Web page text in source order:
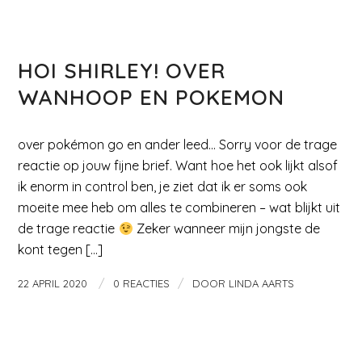
HOI SHIRLEY! OVER
WANHOOP EN POKEMON
over pokémon go en ander leed… Sorry voor de trage
reactie op jouw fijne brief. Want hoe het ook lijkt alsof
ik enorm in control ben, je ziet dat ik er soms ook
moeite mee heb om alles te combineren – wat blijkt uit
de trage reactie
Zeker wanneer mijn jongste de
kont tegen […]
22 APRIL 2020 / 0 REACTIES / DOOR LINDA AARTS